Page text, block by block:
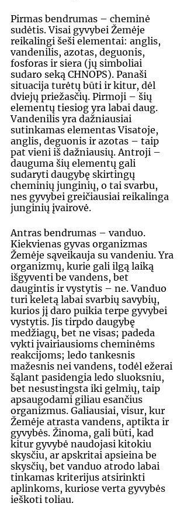
Pirmas bendrumas – cheminė
sudėtis. Visai gyvybei Žemėje
reikalingi šeši elementai: anglis,
vandenilis, azotas, deguonis,
fosforas ir siera (jų simboliai
sudaro seką CHNOPS). Panaši
situacija turėtų būti ir kitur, dėl
dviejų priežasčių. Pirmoji – šių
elementų tiesiog yra labai daug.
Vandenilis yra dažniausiai
sutinkamas elementas Visatoje,
anglis, deguonis ir azotas – taip
pat vieni iš dažniausių. Antroji –
dauguma šių elementų gali
sudaryti daugybę skirtingų
cheminių junginių, o tai svarbu,
nes gyvybei greičiausiai reikalinga
junginių įvairovė.
Antras bendrumas – vanduo.
Kiekvienas gyvas organizmas
Žemėje sąveikauja su vandeniu. Yra
organizmų, kurie gali ilgą laiką
išgyventi be vandens, bet
daugintis ir vystytis – ne. Vanduo
turi keletą labai svarbių savybių,
kurios jį daro puikia terpe gyvybei
vystytis. Jis tirpdo daugybę
medžiagų, bet ne visas; padeda
vykti įvairiausioms cheminėms
reakcijoms; ledo tankesnis
mažesnis nei vandens, todėl ežerai
šąlant pasidengia ledo sluoksniu,
bet nesustingsta iki gelmių, taip
apsaugodami giliau esančius
organizmus. Galiausiai, visur, kur
Žemėje atrasta vandens, aptikta ir
gyvybės. Žinoma, gali būti, kad
kitur gyvybė naudojasi kitokiu
skysčiu, ar apskritai apsieina be
skysčių, bet vanduo atrodo labai
tinkamas kriterijus atsirinkti
aplinkoms, kuriose verta gyvybės
ieškoti toliau.